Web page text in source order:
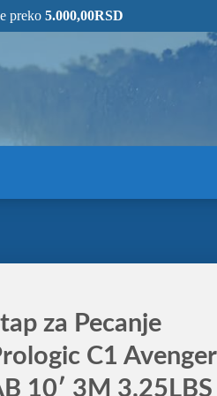
za Pecanje
C1 Avenger
10′ 3M 3.25LBS
preko 5.000,00RSD